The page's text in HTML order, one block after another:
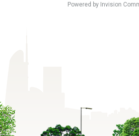
Powered by Invision